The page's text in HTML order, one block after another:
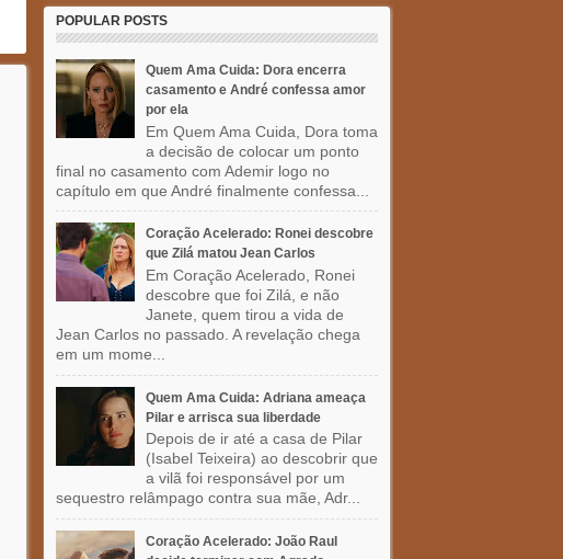
POPULAR POSTS
Quem Ama Cuida: Dora encerra
casamento e André confessa amor
por ela
Em Quem Ama Cuida, Dora toma
a decisão de colocar um ponto
final no casamento com Ademir logo no
capítulo em que André finalmente confessa...
Coração Acelerado: Ronei descobre
que Zilá matou Jean Carlos
Em Coração Acelerado, Ronei
descobre que foi Zilá, e não
Janete, quem tirou a vida de
Jean Carlos no passado. A revelação chega
em um mome...
Quem Ama Cuida: Adriana ameaça
Pilar e arrisca sua liberdade
Depois de ir até a casa de Pilar
(Isabel Teixeira) ao descobrir que
a vilã foi responsável por um
sequestro relâmpago contra sua mãe, Adr...
Coração Acelerado: João Raul